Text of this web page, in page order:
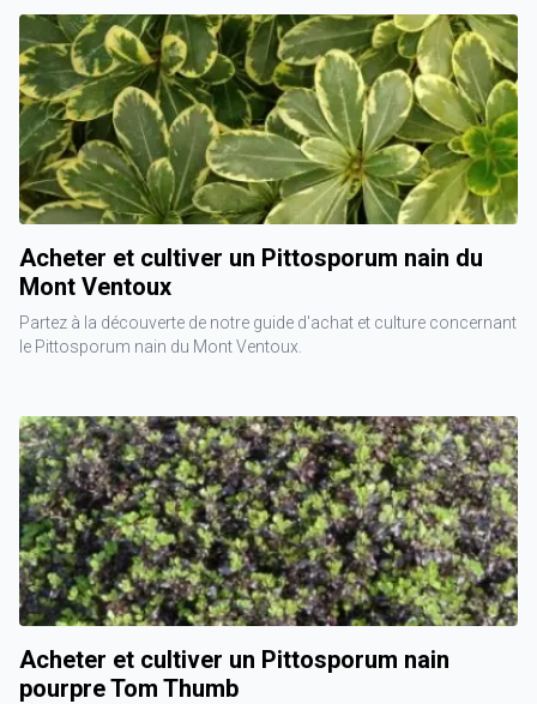
Acheter et cultiver un Pittosporum nain du
Mont Ventoux
Partez à la découverte de notre guide d'achat et culture concernant
le Pittosporum nain du Mont Ventoux.
Acheter et cultiver un Pittosporum nain
pourpre Tom Thumb